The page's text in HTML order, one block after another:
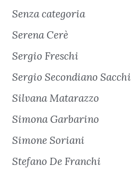
Senza categoria
Serena Cerè
Sergio Freschi
Sergio Secondiano Sacchi
Silvana Matarazzo
Simona Garbarino
Simone Soriani
Stefano De Franchi